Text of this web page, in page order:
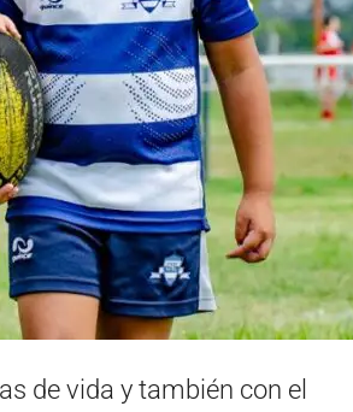
de vida y también con el